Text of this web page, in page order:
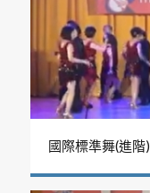
國際標準舞(進階)